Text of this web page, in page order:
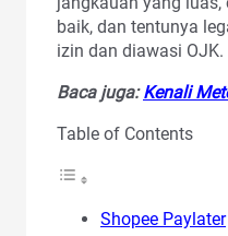
baik, dan tentunya
izin dan diawasi OJK.
Baca juga:Kenali
Table of Contents
Shopee Paylater